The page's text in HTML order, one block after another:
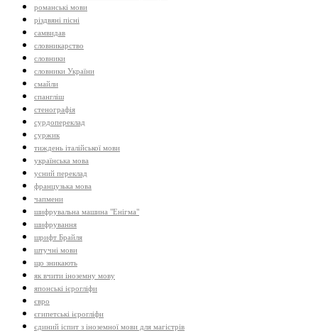
романські мови
різдвяні пісні
самвидав
словникарство
словники
словники України
смайли
спангліш
стенографія
сурдопереклад
суржик
тиждень італійської мови
українська мова
усний переклад
французька мова
чапмени
шифрувальна машина "Енігма"
шифрування
шрифт Брайля
штучні мови
що зникають
як вчити іноземну мову
японські ієрогліфи
євро
єгипетські ієрогліфи
єдиний іспит з іноземної мови для магістрів